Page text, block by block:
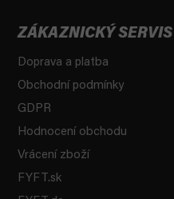
ZÁKAZNICKÝ SERVIS
Doprava a platba
Obchodní podmínky
GDPR
Hodnocení obchodu
Vrácení zboží
FYFT.sk